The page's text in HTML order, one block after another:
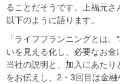
ることだそうです。上福元
以下のように語ります。
「ライフプランニングとは
いを見える化し、必要なお
当社の説明と、加入にあた
をお伝えし、2・3回目は金融